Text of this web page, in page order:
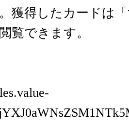
獲得したカードは
覧できます。